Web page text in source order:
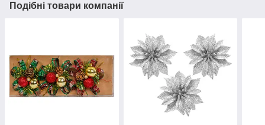
Подібні товари компанії